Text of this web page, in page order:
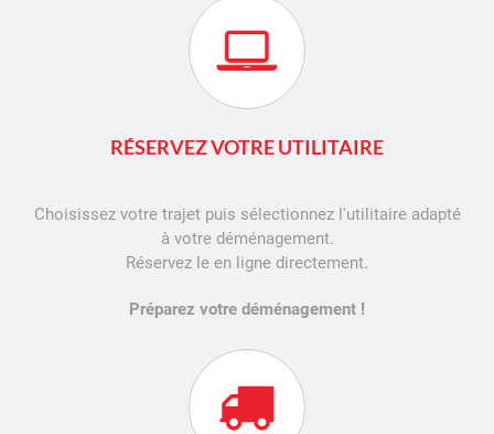
RÉSERVEZ VOTRE UTILITAIRE
Choisissez votre trajet puis sélectionnez l'utilitaire adapté
à votre déménagement.
Réservez le en ligne directement.
Préparez votre déménagement !